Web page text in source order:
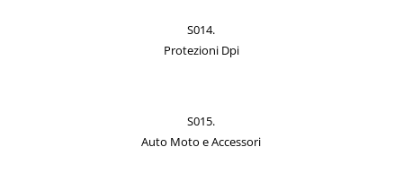
S014.
Protezioni Dpi
S015.
Auto Moto e Accessori